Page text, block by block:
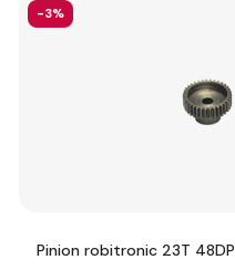
-3%
Pinion robitronic 23T